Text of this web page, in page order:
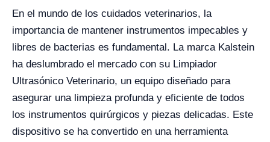
En el mundo de los cuidados veterinarios, la
importancia de mantener instrumentos impecables y
libres de bacterias es fundamental. La marca Kalstein
ha deslumbrado el mercado con su Limpiador
Ultrasónico Veterinario, un equipo diseñado para
asegurar una limpieza profunda y eficiente de todos
los instrumentos quirúrgicos y piezas delicadas. Este
dispositivo se ha convertido en una herramienta